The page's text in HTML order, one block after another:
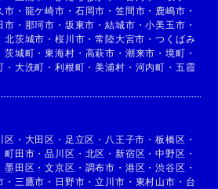
市 ・ 龍ケ崎市 ・ 石岡市 ・ 笠間市 ・ 鹿嶋市 ・
市 ・ 那珂市 ・ 坂東市 ・結城市 ・小美玉市 ・
北茨城市 ・桜川市 ・常陸大宮市 ・つくばみ
茨城町 ・東海村 ・ 高萩市 ・ 潮来市 ・ 境町 ・
・ 大洗町 ・利根町 ・美浦村 ・ 河内町 ・ 五霞
区 ・ 大田区 ・ 足立区 ・ 八王子市 ・板橋区 ・
町田市 ・品川区 ・ 北区 ・ 新宿区 ・中野区 ・
墨田区 ・文京区 ・ 調布市 ・ 港区 ・渋谷区 ・
・ 三鷹市 ・ 日野市 ・立川市 ・ 東村山市 ・ 台